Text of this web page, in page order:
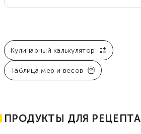
Кулинарный калькулятор
Таблица мер и весов
ПРОДУКТЫ ДЛЯ РЕЦЕПТА